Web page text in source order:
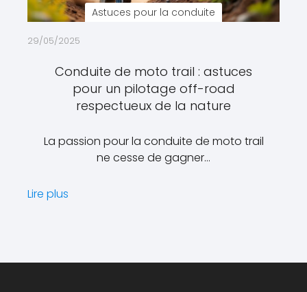
Astuces pour la conduite
29/05/2025
Conduite de moto trail : astuces
pour un pilotage off-road
respectueux de la nature
La passion pour la conduite de moto trail
ne cesse de gagner…
Lire plus